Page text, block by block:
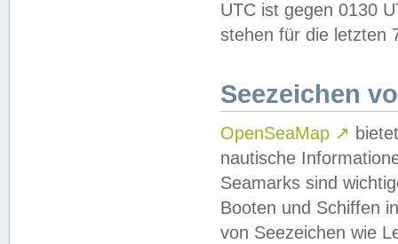
UTC ist gegen 0130
stehen für die letzten
Seezeichen
OpenSeaMap ↗
nautische
Seamarks sind
Booten und Schiffen
von Seezeichen wie